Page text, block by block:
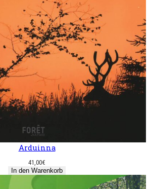
Arduinna
41,00€
In den Warenkorb